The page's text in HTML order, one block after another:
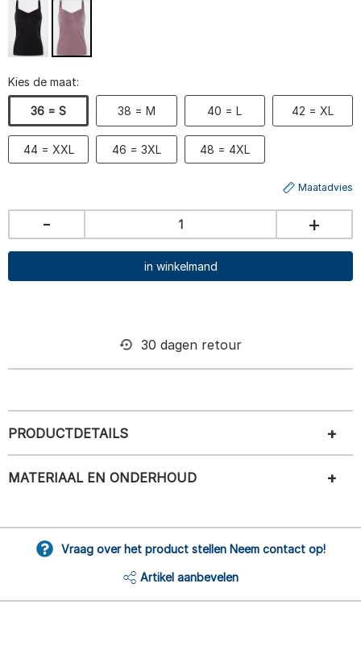
Kies de maat:
36 = S 38 = M 40 = L 42 = XL
44 = XXL 46 = 3XL 48 = 4XL
Maatadvies
- +
in winkelmand
30 dagen retour
PRODUCTDETAILS
MATERIAAL EN ONDERHOUD
Vraag over het product stellen Neem contact op!
Artikel aanbevelen